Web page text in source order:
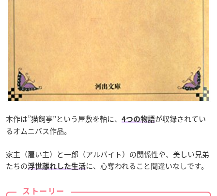
本作は”猫飼亭”という屋敷を軸に、 4つの物語が収録されてい
るオムニバス作品。
家主（雇い主）と一郎（アルバイト）の関係性や、美しい兄弟
たちの浮世離れした生活に、心奪われること間違いなしです。
ストーリー